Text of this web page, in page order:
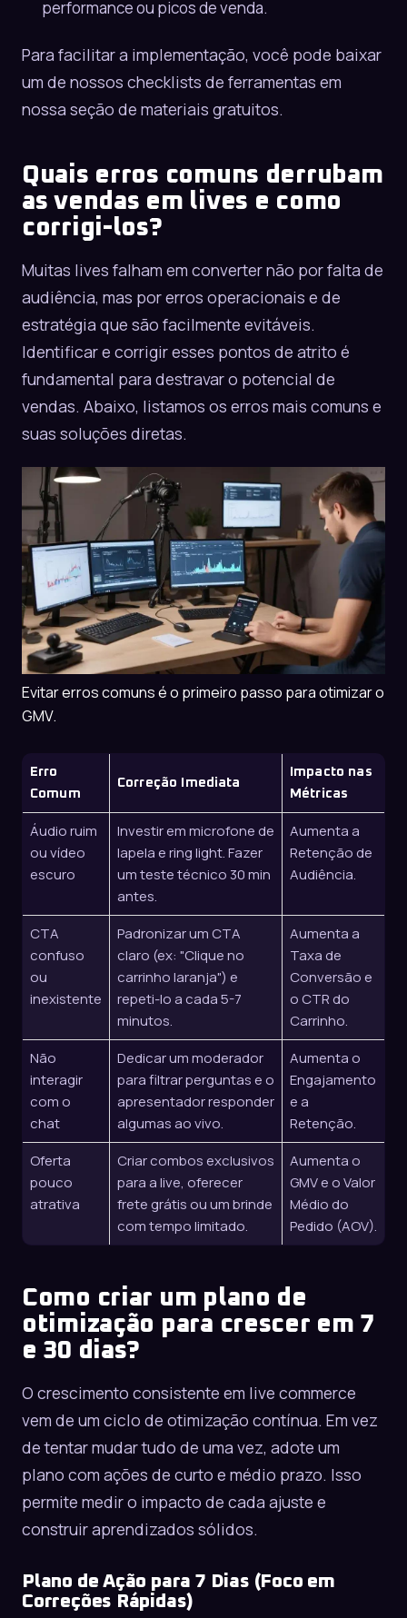
performance ou picos de venda.
Para facilitar a implementação, você pode baixar
um de nossos checklists de ferramentas em
nossa seção de materiais gratuitos.
Quais erros comuns derrubam
as vendas em lives e como
corrigi-los?
Muitas lives falham em converter não por falta de
audiência, mas por erros operacionais e de
estratégia que são facilmente evitáveis.
Identificar e corrigir esses pontos de atrito é
fundamental para destravar o potencial de
vendas. Abaixo, listamos os erros mais comuns e
suas soluções diretas.
Evitar erros comuns é o primeiro passo para otimizar o
GMV.
Erro
Comum
Correção Imediata
Impacto nas
Métricas
Áudio ruim
ou vídeo
escuro
Investir em microfone de
lapela e ring light. Fazer
um teste técnico 30 min
antes.
Aumenta a
Retenção de
Audiência.
CTA
confuso
ou
inexistente
Padronizar um CTA
claro (ex: "Clique no
carrinho laranja") e
repeti-lo a cada 5-7
minutos.
Aumenta a
Taxa de
Conversão e
o CTR do
Carrinho.
Não
interagir
com o
chat
Dedicar um moderador
para filtrar perguntas e o
apresentador responder
algumas ao vivo.
Aumenta o
Engajamento
e a
Retenção.
Oferta
pouco
atrativa
Criar combos exclusivos
para a live, oferecer
frete grátis ou um brinde
com tempo limitado.
Aumenta o
GMV e o Valor
Médio do
Pedido (AOV).
Como criar um plano de
otimização para crescer em 7
e 30 dias?
O crescimento consistente em live commerce
vem de um ciclo de otimização contínua. Em vez
de tentar mudar tudo de uma vez, adote um
plano com ações de curto e médio prazo. Isso
permite medir o impacto de cada ajuste e
construir aprendizados sólidos.
Plano de Ação para 7 Dias (Foco em
Correções Rápidas)